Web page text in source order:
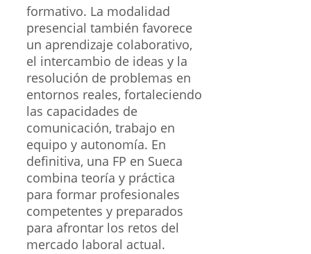
formativo. La modalidad
presencial también favorece
un aprendizaje colaborativo,
el intercambio de ideas y la
resolución de problemas en
entornos reales, fortaleciendo
las capacidades de
comunicación, trabajo en
equipo y autonomía. En
definitiva, una FP en Sueca
combina teoría y práctica
para formar profesionales
competentes y preparados
para afrontar los retos del
mercado laboral actual.